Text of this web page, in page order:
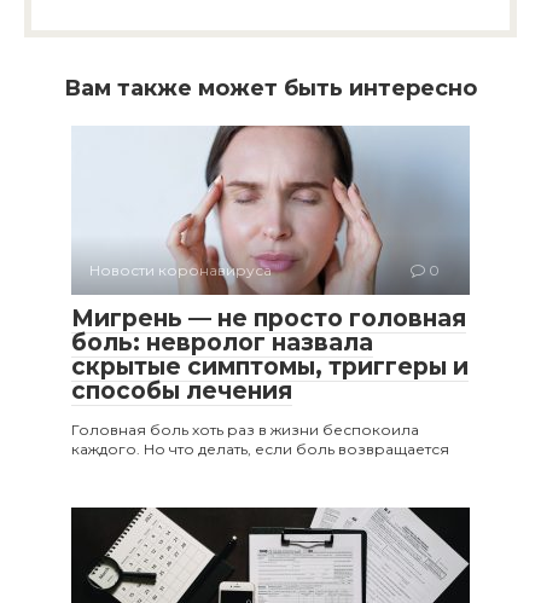
Вам также может быть интересно
Новости коронавируса 0
Мигрень — не просто головная
боль: невролог назвала
скрытые симптомы, триггеры и
способы лечения
Головная боль хоть раз в жизни беспокоила
каждого. Но что делать, если боль возвращается